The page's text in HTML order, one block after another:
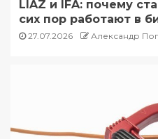
LIAZ и IFA: почему
сих пор работают в
27.07.2026 Александр